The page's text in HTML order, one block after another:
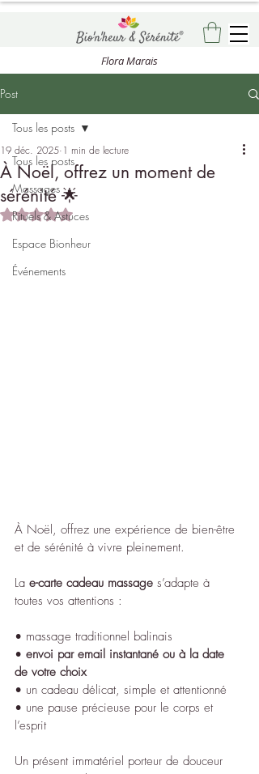
Flora Marais
Post
Tous les posts
Massages
Rituels & Astuces
Espace Bionheur
Événements
Tous les posts
À Noël, offrez un moment de
sérénité 🌟
19 déc. 2025 1 min de lecture
Noté NaN étoiles sur 5.
À Noël, offrez une expérience de bien-être
et de sérénité à vivre pleinement.
La e-carte cadeau massage s’adapte à
toutes vos attentions :
• massage traditionnel balinais
• envoi par email instantané ou à la date
de votre choix
• un cadeau délicat, simple et attentionné
• une pause précieuse pour le corps et
l’esprit
Un présent immatériel porteur de douceur